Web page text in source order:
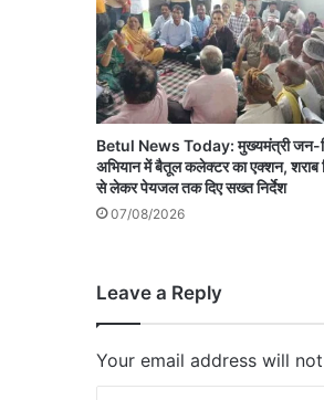
Betul News Today: मुख्यमंत्री जन-
अभियान में बैतूल कलेक्टर का एक्शन, शराब
से लेकर पेयजल तक दिए सख्त निर्देश
07/08/2026
Leave a Reply
Your email address will